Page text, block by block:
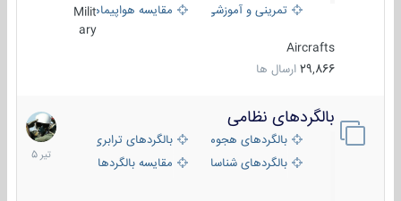
تمرینی و آموزشی
مقایسه هواپیماهاMilit
ary
Aircrafts
29,866 ارسال ها
بالگردهای نظامی
بالگردهای هجومی
بالگردهای ترابری
بالگردهای شناسایی
مقایسه بالگردها
22
تیر
1405